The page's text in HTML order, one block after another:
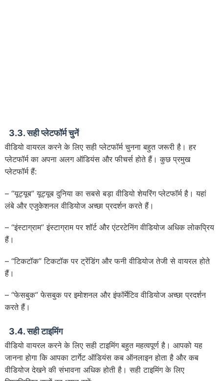
3.3. सही प्लेटफॉर्म चुनें
वीडियो वायरल करने के लिए सही प्लेटफॉर्म चुनना बहुत जरूरी है। हर
प्लेटफॉर्म का अपना अलग ऑडियंस और फीचर्स होते हैं। कुछ प्रमुख
प्लेटफॉर्म हैं:
– “यूट्यूब” यूट्यूब दुनिया का सबसे बड़ा वीडियो शेयरिंग प्लेटफॉर्म है। यहां
लंबे और एजुकेशनल वीडियोज अच्छा प्रदर्शन करते हैं।
– “इंस्टाग्राम” इंस्टाग्राम पर शॉर्ट और एंटरटेनिंग वीडियोज अधिक लोकप्रिय
हैं।
– “टिकटॉक” टिकटॉक पर ट्रेंडिंग और फनी वीडियोज तेजी से वायरल होते
हैं।
– “फेसबुक” फेसबुक पर इमोशनल और इंफॉर्मेटिव वीडियोज अच्छा प्रदर्शन
करते हैं।
3.4. सही टाइमिंग
वीडियो वायरल करने के लिए सही टाइमिंग बहुत महत्वपूर्ण है। आपको यह
जानना होगा कि आपका टार्गेट ऑडियंस कब ऑनलाइन होता है और कब
वीडियोज देखने की संभावना अधिक होती है। सही टाइमिंग के लिए